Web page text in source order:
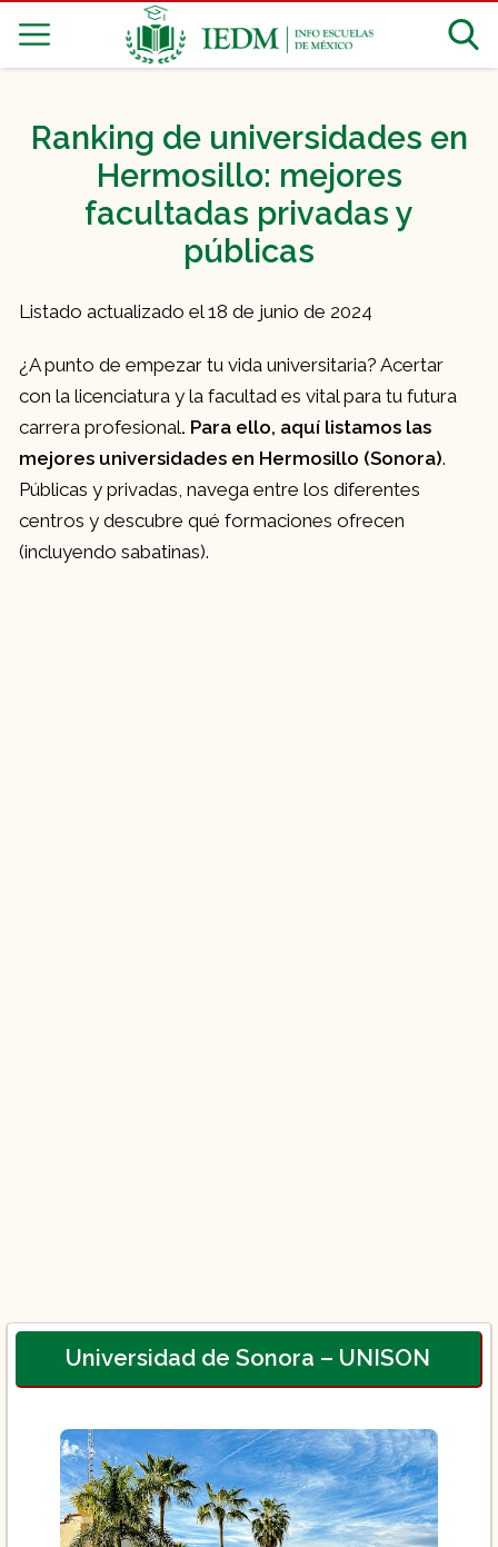
Ranking de universidades en
Hermosillo: mejores
facultadas privadas y
públicas
Listado actualizado el 18 de junio de 2024
¿A punto de empezar tu vida universitaria? Acertar
con la licenciatura y la facultad es vital para tu futura
carrera profesional. Para ello, aquí listamos las
mejores universidades en Hermosillo (Sonora).
Públicas y privadas, navega entre los diferentes
centros y descubre qué formaciones ofrecen
(incluyendo sabatinas).
Universidad de Sonora – UNISON